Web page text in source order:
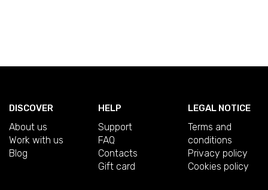
DISCOVER
About us
Work with us
Blog
HELP
Support
FAQ
Contacts
Gift card
LEGAL NOTICE
Terms and
conditions
Privacy policy
Cookies policy